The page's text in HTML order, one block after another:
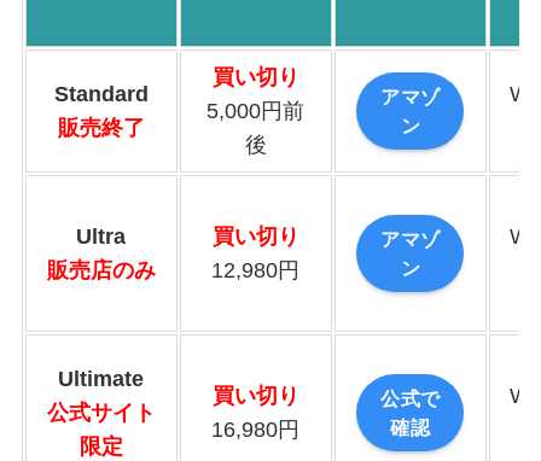
Standard
販売終了
買い切り
5,000円前
後
アマゾ
ン
Ultra
販売店のみ
買い切り
12,980円
アマゾ
ン
Ultimate
公式サイト
限定
買い切り
16,980円
公式で
確認